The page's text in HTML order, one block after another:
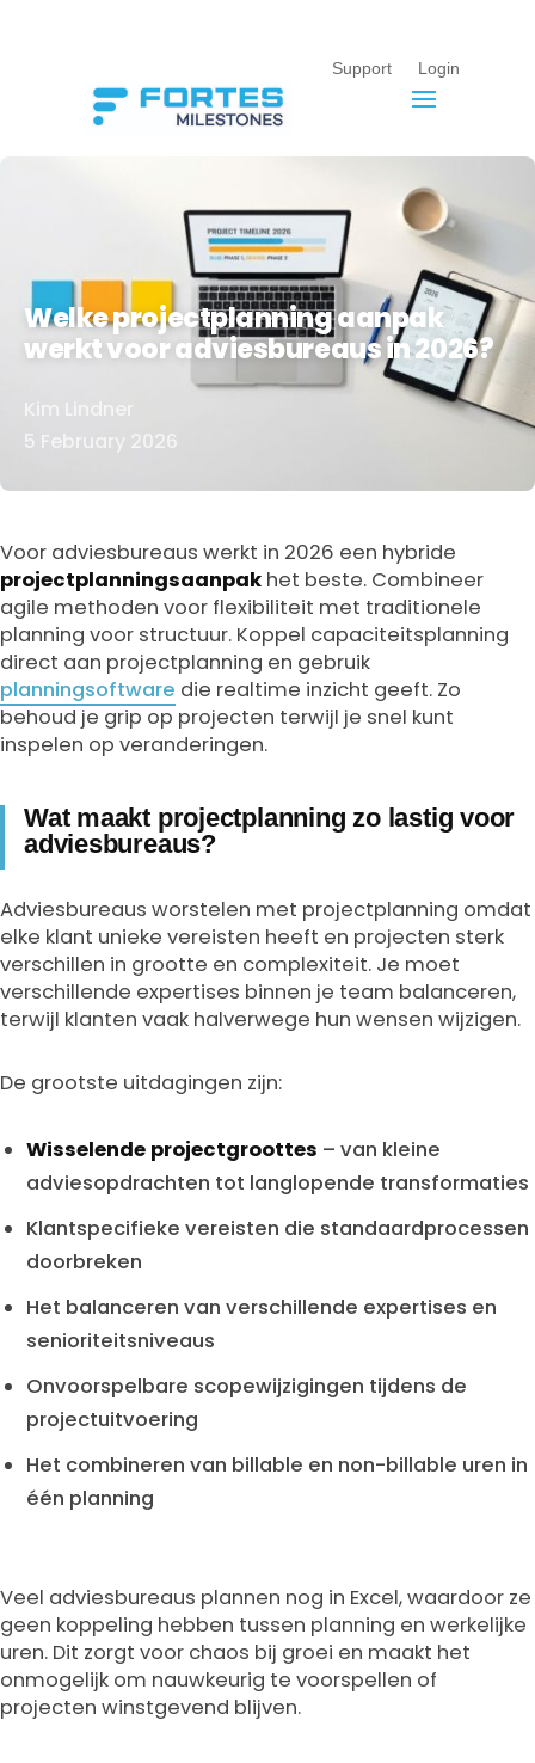
Support Login
Welke projectplanning aanpak
werkt voor adviesbureaus in 2026?
Door
Kim Lindner
5 February 2026
Voor adviesbureaus werkt in 2026 een hybride
projectplanningsaanpak het beste. Combineer
agile methoden voor flexibiliteit met traditionele
planning voor structuur. Koppel capaciteitsplanning
direct aan projectplanning en gebruik
planningsoftware die realtime inzicht geeft. Zo
behoud je grip op projecten terwijl je snel kunt
inspelen op veranderingen.
Wat maakt projectplanning zo lastig voor
adviesbureaus?
Adviesbureaus worstelen met projectplanning omdat
elke klant unieke vereisten heeft en projecten sterk
verschillen in grootte en complexiteit. Je moet
verschillende expertises binnen je team balanceren,
terwijl klanten vaak halverwege hun wensen wijzigen.
De grootste uitdagingen zijn:
Wisselende projectgroottes – van kleine
adviesopdrachten tot langlopende transformaties
Klantspecifieke vereisten die standaardprocessen
doorbreken
Het balanceren van verschillende expertises en
senioriteitsniveaus
Onvoorspelbare scopewijzigingen tijdens de
projectuitvoering
Het combineren van billable en non-billable uren in
één planning
Veel adviesbureaus plannen nog in Excel, waardoor ze
geen koppeling hebben tussen planning en werkelijke
uren. Dit zorgt voor chaos bij groei en maakt het
onmogelijk om nauwkeurig te voorspellen of
projecten winstgevend blijven.